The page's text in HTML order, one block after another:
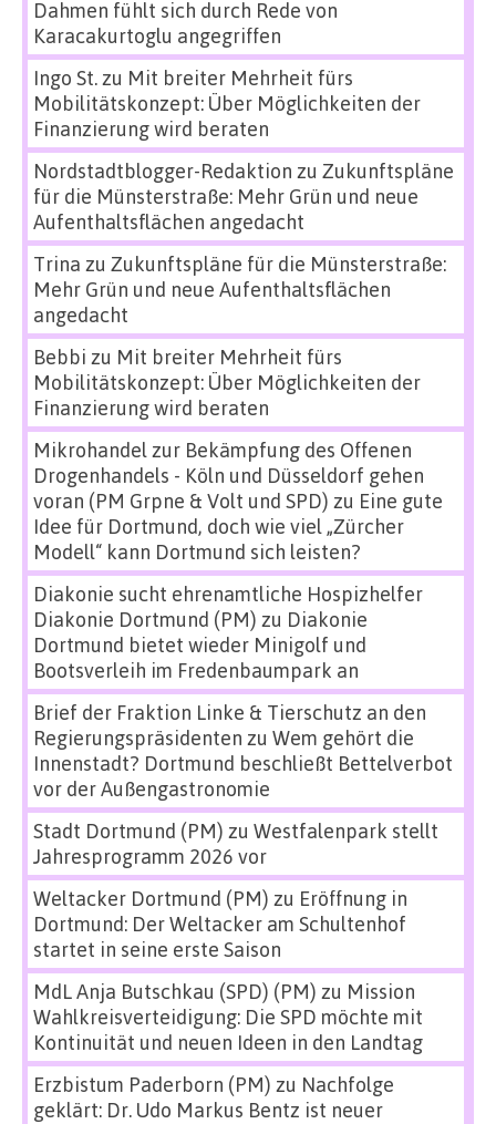
Dahmen fühlt sich durch Rede von
Karacakurtoglu angegriffen
Ingo St.zu Mit breiter Mehrheit fürs
Mobilitätskonzept: Über Möglichkeiten der
Finanzierung wird beraten
Nordstadtblogger-Redaktion zu Zukunftspläne
für die Münsterstraße: Mehr Grün und neue
Aufenthaltsflächen angedacht
Trina zu Zukunftspläne für die Münsterstraße:
Mehr Grün und neue Aufenthaltsflächen
angedacht
Bebbi zu Mit breiter Mehrheit fürs
Mobilitätskonzept: Über Möglichkeiten der
Finanzierung wird beraten
Mikrohandel zur Bekämpfung des Offenen
Drogenhandels - Köln und Düsseldorf gehen
voran (PM Grpne & Volt und SPD) zu Eine gute
Idee für Dortmund, doch wie viel „Zürcher
Modell“ kann Dortmund sich leisten?
Diakonie sucht ehrenamtliche Hospizhelfer
Diakonie Dortmund (PM) zu Diakonie
Dortmund bietet wieder Minigolf und
Bootsverleih im Fredenbaumpark an
Brief der Fraktion Linke & Tierschutz an den
Regierungspräsidenten zu Wem gehört die
Innenstadt? Dortmund beschließt Bettelverbot
vor der Außengastronomie
Stadt Dortmund (PM) zu Westfalenpark stellt
Jahresprogramm 2026 vor
Weltacker Dortmund (PM) zu Eröffnung in
Dortmund: Der Weltacker am Schultenhof
startet in seine erste Saison
MdL Anja Butschkau (SPD) (PM) zu Mission
Wahlkreisverteidigung: Die SPD möchte mit
Kontinuität und neuen Ideen in den Landtag
Erzbistum Paderborn (PM) zu Nachfolge
geklärt: Dr. Udo Markus Bentz ist neuer